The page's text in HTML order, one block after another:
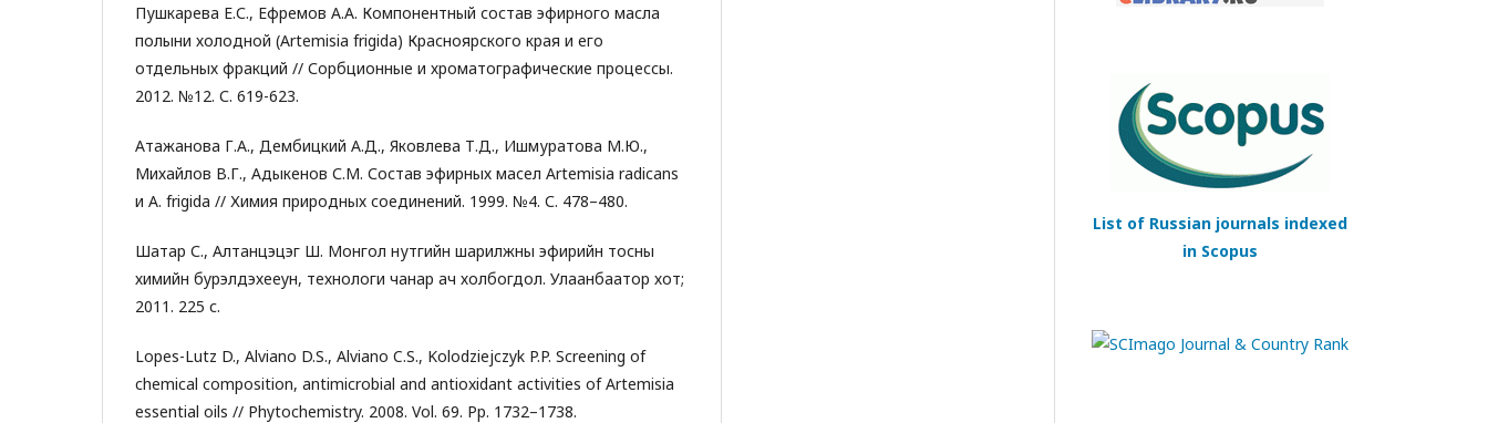
Пушкарева Е.С., Ефремов А.А. Компонентный состав эфирного масла
полыни холодной (Artemisia frigida) Красноярского края и его
отдельных фракций // Сорбционные и хроматографические процессы.
2012. №12. С. 619-623.
Атажанова Г.А., Дембицкий А.Д., Яковлева Т.Д., Ишмуратова М.Ю.,
Михайлов В.Г., Адыкенов С.М. Состав эфирных масел Artemisia radicans
и A. frigida // Химия природных соединений. 1999. №4. С. 478–480.
Шатар С., Алтанцэцэг Ш. Монгол нутгийн шарилжны эфирийн тосны
химийн бyрэлдэхeeyн, технологи чанар ач холбогдол. Улаанбаатор хот;
2011. 225 с.
Lopes-Lutz D., Alviano D.S., Alviano C.S., Kolodziejczyk P.P. Screening of
chemical composition, antimicrobial and antioxidant activities of Artemisia
essential oils // Phytochemistry. 2008. Vol. 69. Pp. 1732–1738.
List of Russian journals indexed
in Scopus